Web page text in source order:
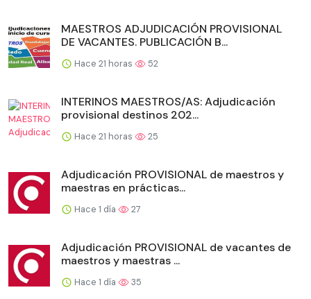
MAESTROS ADJUDICACIÓN PROVISIONAL
DE VACANTES. PUBLICACIÓN B...
Hace 21 horas 52
INTERINOS MAESTROS/AS: Adjudicación
provisional destinos 202...
Hace 21 horas 25
Adjudicación PROVISIONAL de maestros y
maestras en prácticas...
Hace 1 día 27
Adjudicación PROVISIONAL de vacantes de
maestros y maestras ...
Hace 1 día 35